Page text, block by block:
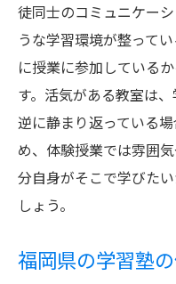
徒同士のコミュニケー
うな学習環境が整って
に授業に参加している
す。活気がある教室は
逆に静まり返っている
め、体験授業では雰囲
分自身がそこで学びた
しょう。
福岡県の学習塾